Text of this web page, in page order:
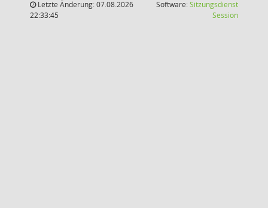
Letzte Änderung: 07.08.2026
22:33:45
Software:Sitzungsdienst
Session(Wird in